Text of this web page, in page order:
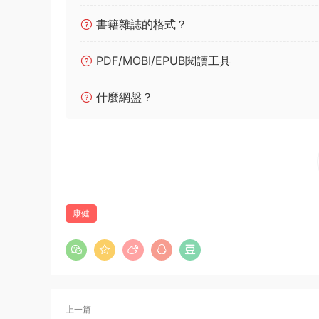
書籍雜誌的格式？
PDF/MOBI/EPUB閱讀工具
什麼網盤？
康健
上一篇